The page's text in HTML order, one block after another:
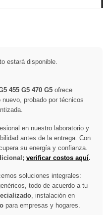
estará disponible.
455 G5 470 G5 ofrece
probado por técnicos
en nuestro laboratorio y
antes de la entrega. Con
su energía y confianza.
verificar costos aquí.
soluciones integrales:
todo de acuerdo a tu
, instalación en
para empresas y hogares.